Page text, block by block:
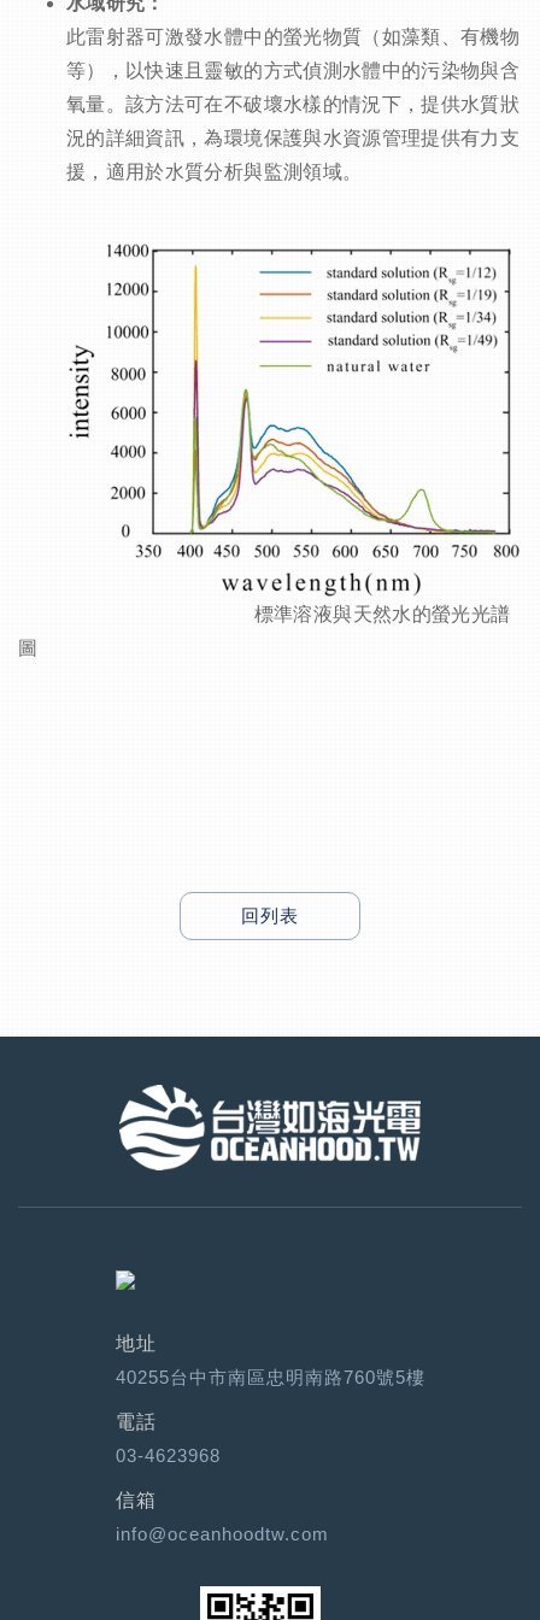
此雷射器可激發水體中的螢光物質（如藻類、有機物
等），以快速且靈敏的方式偵測水體中的污染物與含
氧量。該方法可在不破壞水樣的情況下，提供水質狀
況的詳細資訊，為環境保護與水資源管理提供有力支
援，適用於水質分析與監測領域。
標準溶液與天然水的螢光光譜
圖
回列表
地址
40255台中市南區忠明南路760號5樓
電話
03-4623968
信箱
info@oceanhoodtw.com